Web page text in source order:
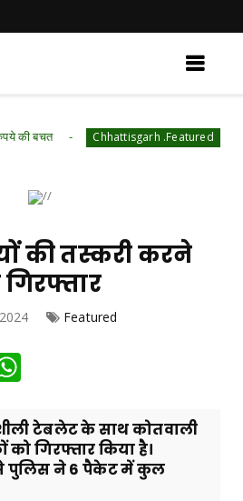
Chhattisgarh .Featured राष्ट्रीय शिक्षा
की तस्करी करने
Featured
टेबलेट के साथ कोतवाली
गिरफ्तार किया है।
पुलिस ने 6 पैकेट में कुल